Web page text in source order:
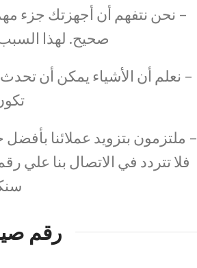
– نحن نتفهم أن أجهزتك جزء
صحيح. لهذا
– نعلم أن الأشياء يمكن أن
– ملتزمون بتزويد عملائنا
رقم